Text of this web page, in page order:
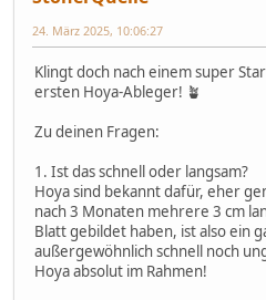
24. März 2025, 10:06:27
Klingt doch nach einem super
ersten Hoya-Ableger! 🪴
Zu deinen Fragen:
1. Ist das schnell oder langsam?
Hoya sind bekannt dafür, eher
nach 3 Monaten mehrere 3 cm
Blatt gebildet haben, ist also ein
außergewöhnlich schnell noch
Hoya absolut im Rahmen!